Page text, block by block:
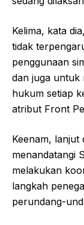
Kelima, kata
tidak
penggunaan
dan juga untuk
hukum setiap
atribut Front
Keenam, lanjut
menandatangi
melakukan
langkah
perundang-